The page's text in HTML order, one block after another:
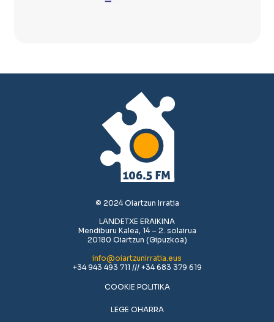
© 2024 Oiartzun Irratia
LANDETXE ERAIKINA
Mendiburu Kalea, 14 – 2. solairua
20180 Oiartzun (Gipuzkoa)
info@oiartzunirratia.eus
+34 943 493 711 /// +34 683 379 619
COOKIE POLITIKA
LEGE OHARRA